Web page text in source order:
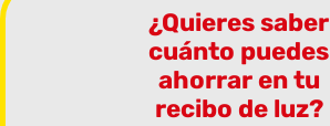
¿Quieres saber
cuánto puedes
ahorrar en tu
recibo de luz?